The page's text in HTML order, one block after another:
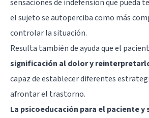
sensaciones de indefensión que pueda
el sujeto se autoperciba como más
controlar la situación.
Resulta también de ayuda que el
significación al dolor y
capaz de establecer diferentes
afrontar el trastorno.
La psicoeducación para el paciente y